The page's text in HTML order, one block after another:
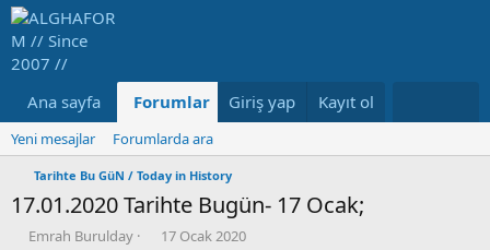
Ana sayfa Forumlar Neler yeni Medya
Giriş yap Kayıt ol
Yeni mesajlar Forumlarda ara
Tarihte Bu GüN / Today in History
17.01.2020 Tarihte Bugün- 17 Ocak;
K
Emrah Burulday
B17 Ocak 2020